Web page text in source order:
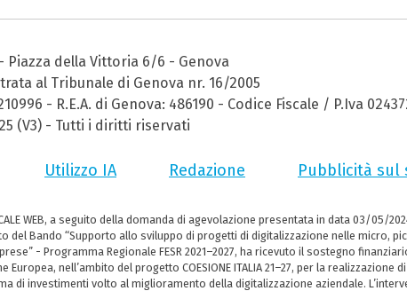
Piazza della Vittoria 6/6 - Genova
al Tribunale di Genova nr. 16/2005
- R.E.A. di Genova: 486190 - Codice Fiscale / P.Iva
(V3) - Tutti i diritti riservati
Utilizzo IA Redazione Pubblicità sul
WEB, a seguito della domanda di agevolazione presentata in data 03/05/
del Bando “Supporto allo sviluppo di progetti di digitalizzazione nelle micro,
- Programma Regionale FESR 2021–2027, ha ricevuto il sostegno
Europea, nell’ambito del progetto COESIONE ITALIA 21–27, per la realizzazione
di investimenti volto al miglioramento della digitalizzazione aziendale.